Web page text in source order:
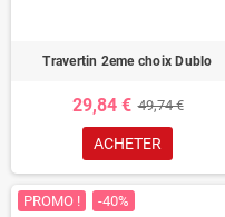
Travertin 2eme choix Dublo
29,84 € 49,74 €
ACHETER
PROMO ! -40%